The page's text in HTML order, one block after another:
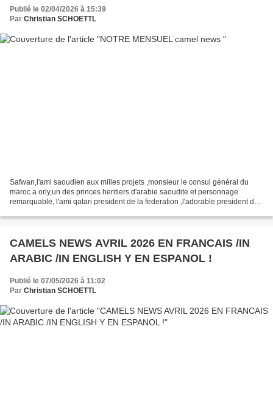
Publié le 02/04/2026 à 15:39
Par Christian SCHOETTL
Safwan,l'ami saoudien aux milles projets ,monsieur le consul général du
maroc a orly,un des princes heritiers d'arabie saoudite et personnage
remarquable, l'ami qatari president de la federation ,l'adorable president de
CAMELS NEWS AVRIL 2026 EN FRANCAIS /IN
ARABIC /IN ENGLISH Y EN ESPANOL !
Publié le 07/05/2026 à 11:02
Par Christian SCHOETTL